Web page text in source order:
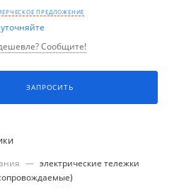
ПРЕДЛОЖЕНИЕ
Сообщите!
ЗАПРОСИТЬ
— электрические тележки